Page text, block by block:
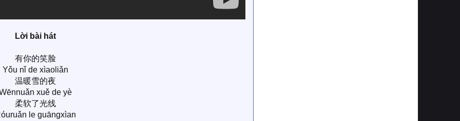
Lời bài hát
有你的笑脸
Yǒu nǐ de xìaoliǎn
温暖雪的夜
xuě de yè
柔软了光线
le guāngxìan